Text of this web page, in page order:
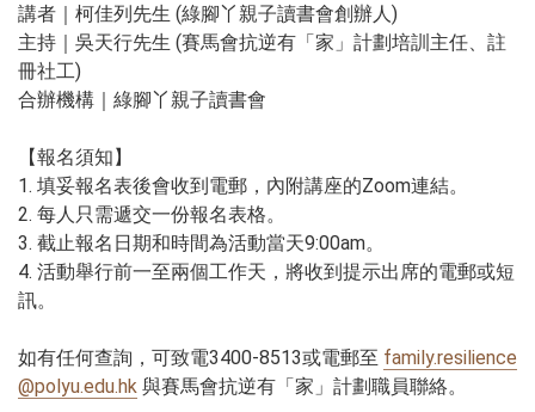
講者｜柯佳列先生 (綠腳丫親子讀書會創辦人)
主持｜吳天行先生 (賽馬會抗逆有「家」計劃培訓主任、註
冊社工)
合辦機構｜綠腳丫親子讀書會
【報名須知】
1. 填妥報名表後會收到電郵，內附講座的Zoom連結。
2. 每人只需遞交一份報名表格。
3. 截止報名日期和時間為活動當天9:00am。
4. 活動舉行前一至兩個工作天，將收到提示出席的電郵或短
訊。
如有任何查詢，可致電3400-8513或電郵至 family.resilience
@polyu.edu.hk 與賽馬會抗逆有「家」計劃職員聯絡。